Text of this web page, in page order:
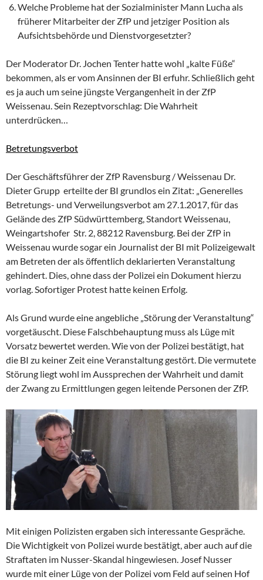
Welche Probleme hat der Sozialminister Mann Lucha als
früherer Mitarbeiter der ZfP und jetziger Position als
Aufsichtsbehörde und Dienstvorgesetzter?
Der Moderator Dr. Jochen Tenter hatte wohl „kalte Füße“
bekommen, als er vom Ansinnen der BI erfuhr. Schließlich geht
es ja auch um seine jüngste Vergangenheit in der ZfP
Weissenau. Sein Rezeptvorschlag: Die Wahrheit
unterdrücken…
Betretungsverbot
Der Geschäftsführer der ZfP Ravensburg / Weissenau Dr.
Dieter Grupp erteilte der BI grundlos ein Zitat: „Generelles
Betretungs- und Verweilungsverbot am 27.1.2017, für das
Gelände des ZfP Südwürttemberg, Standort Weissenau,
Weingartshofer Str. 2, 88212 Ravensburg. Bei der ZfP in
Weissenau wurde sogar ein Journalist der BI mit Polizeigewalt
am Betreten der als öffentlich deklarierten Veranstaltung
gehindert. Dies, ohne dass der Polizei ein Dokument hierzu
vorlag. Sofortiger Protest hatte keinen Erfolg.
Als Grund wurde eine angebliche „Störung der Veranstaltung“
vorgetäuscht. Diese Falschbehauptung muss als Lüge mit
Vorsatz bewertet werden. Wie von der Polizei bestätigt, hat
die BI zu keiner Zeit eine Veranstaltung gestört. Die vermutete
Störung liegt wohl im Aussprechen der Wahrheit und damit
der Zwang zu Ermittlungen gegen leitende Personen der ZfP.
Mit einigen Polizisten ergaben sich interessante Gespräche.
Die Wichtigkeit von Polizei wurde bestätigt, aber auch auf die
Straftaten im Nusser-Skandal hingewiesen. Josef Nusser
wurde mit einer Lüge von der Polizei vom Feld auf seinen Hof